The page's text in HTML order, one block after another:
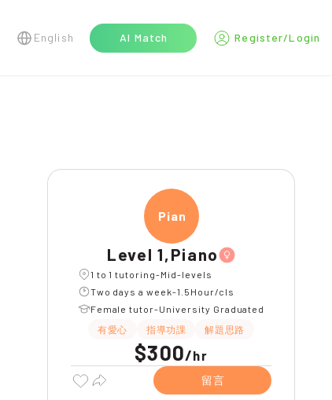
English AI Match Register/Login
Piano
Level 1,Piano
1 to 1 tutoring-Mid-levels
Two days a week-1.5Hour/cls
Female tutor-University Graduated
有愛心
指導功課 解題思路
$300/hr
留言